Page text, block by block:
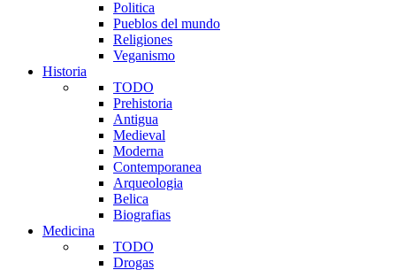
Politica
Pueblos del mundo
Religiones
Veganismo
Historia
TODO
Prehistoria
Antigua
Medieval
Moderna
Contemporanea
Arqueologia
Belica
Biografias
Medicina
TODO
Drogas